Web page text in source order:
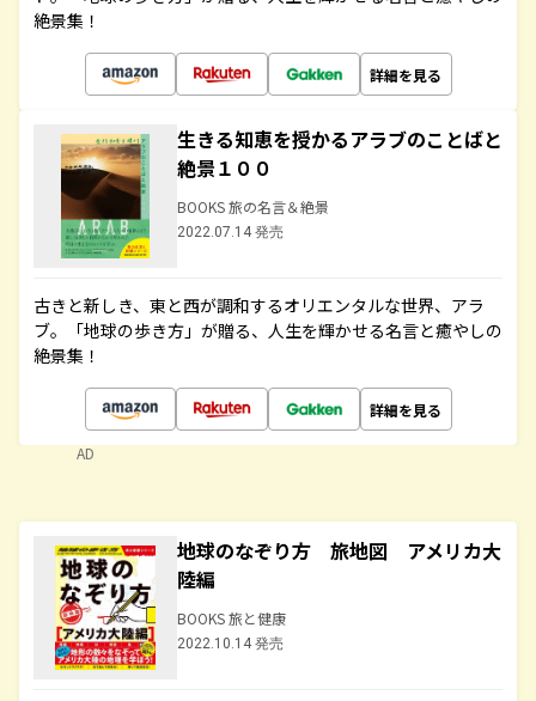
絶景集！
詳細を見る
生きる知恵を授かるアラブのことばと
絶景１００
BOOKS 旅の名言＆絶景
2022.07.14 発売
古きと新しき、東と西が調和するオリエンタルな世界、アラ
ブ。「地球の歩き方」が贈る、人生を輝かせる名言と癒やしの
絶景集！
詳細を見る
AD
地球のなぞり方 旅地図 アメリカ大
陸編
BOOKS 旅と健康
2022.10.14 発売